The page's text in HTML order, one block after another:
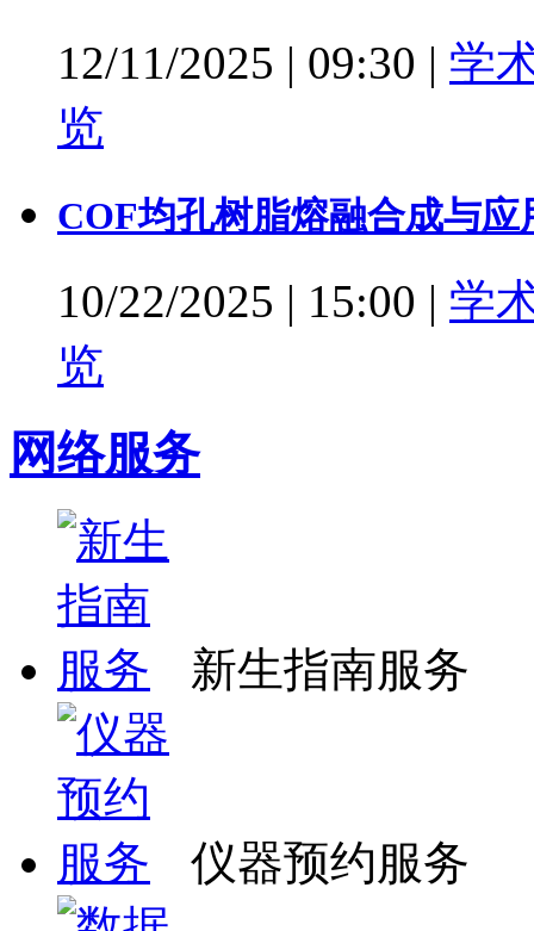
12/11/2025 | 09:30 | 学
览
COF均孔树脂熔融合成与应
10/22/2025 | 15:00 | 学
览
网络服务
新生指南服务
仪器预约服务